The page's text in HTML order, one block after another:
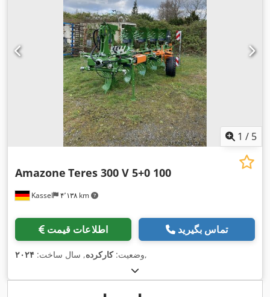
1 / 5
Kassel ۴٬۱۳۸ km
Amazone Teres 300 V 5+0 100
اطلاعات قیمت تماس بگیرید
وضعیت:کارکرده, سال ساخت: ۲۰۲۴ ,